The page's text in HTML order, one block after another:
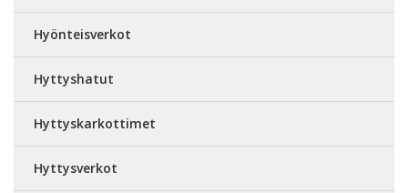
Hyönteisverkot
Hyttyshatut
Hyttyskarkottimet
Hyttysverkot